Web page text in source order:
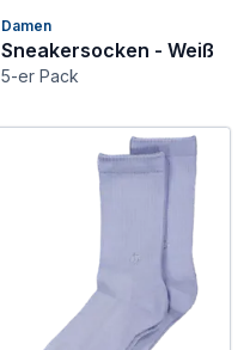
Damen
Sneakersocken - Weiß
5-er Pack